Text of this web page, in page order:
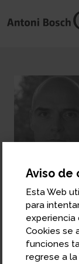
José
Profesor de
Pompeu
José García
con la
Aviso de
Esta Web
para
experiencia
Cookies se
funciones
regrese a